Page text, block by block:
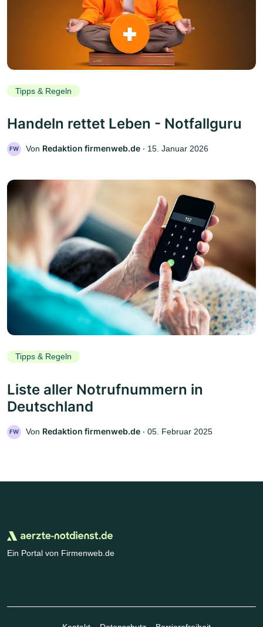
Tipps & Regeln
Handeln rettet Leben - Notfallguru
FW Von Redaktion firmenweb.de ‧ 15. Januar 2026
Tipps & Regeln
Liste aller Notrufnummern in
Deutschland
FW Von Redaktion firmenweb.de ‧ 05. Februar 2025
Ein Portal von Firmenweb.de